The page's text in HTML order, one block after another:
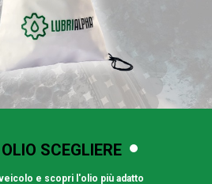
SCEGLIERE
e scopri l'olio più adatto